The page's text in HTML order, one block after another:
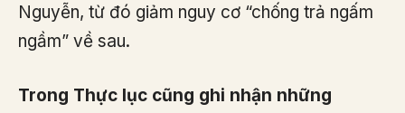
Nguyễn, từ đó giảm nguy cơ “chống trả ngấm
ngầm” về sau.
Trong Thực lục cũng ghi nhận những